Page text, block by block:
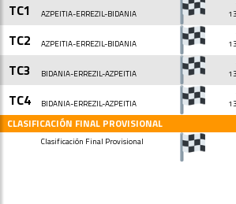
TC1 AZPEITIA-ERREZIL-BIDANIA
TC2 AZPEITIA-ERREZIL-BIDANIA
TC3 BIDANIA-ERREZIL-AZPEITIA
TC4 BIDANIA-ERREZIL-AZPEITIA
CLASIFICACIÓN FINAL PROVISIONAL
Clasificación Final Provisional